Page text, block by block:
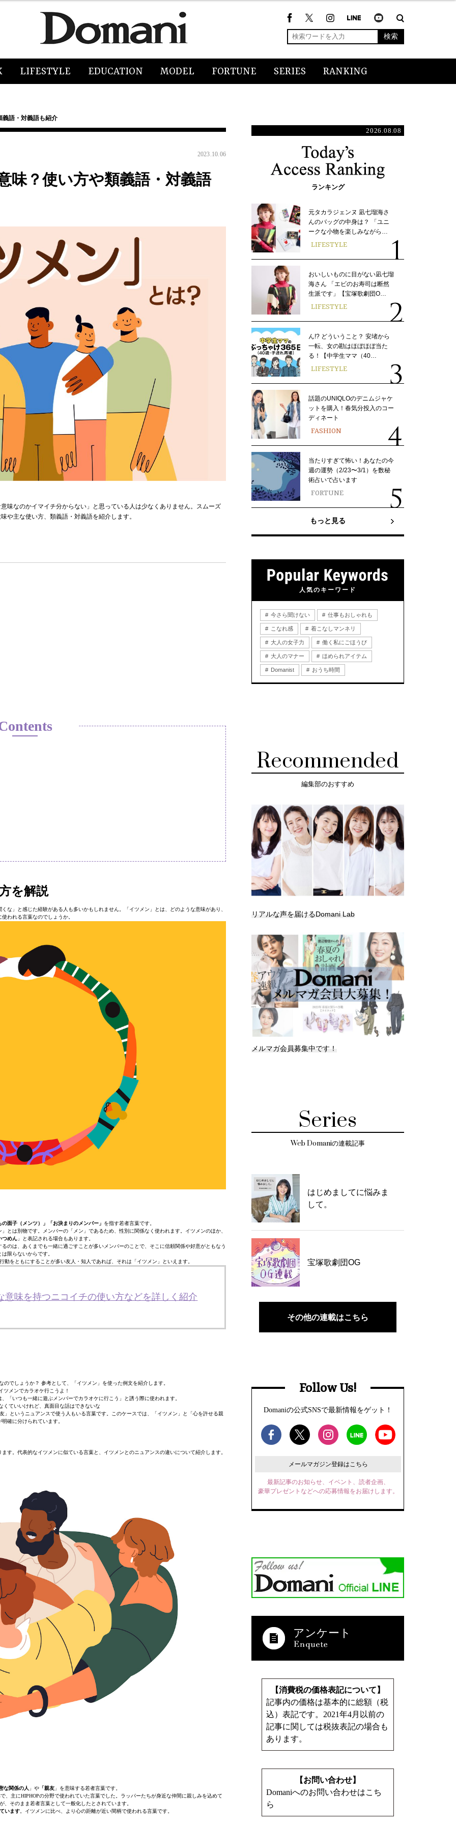
検索
LIFESTYLE EDUCATION MODEL FORTUNE SERIES RANKING
義語・対義語も紹介
2023.10.06
味？使い方や類義語・対義語
味なのかイマイチ分からない」と思っている人は少なくありません。スムーズ
や主な使い方、類義語・対義語を紹介します。
を解説
な」と感じた経験がある人も多いかもしれません。「イツメン」とは、どのような意味があり、
使われる言葉なのでしょうか。
面子（メンツ）」「お決まりのメンバー」 を指す若者言葉です。
とは別物です。メンバーの「メン」であるため、性別に関係なく使われます。イツメンのほか、
つめん 」と表記される場合もあります。
のは、あくまでも一緒に過ごすことが多いメンバーのことで、そこに信頼関係や好意がともなう
は限らないからです。
をともにすることが多い友人・知人であれば、それは「イツメン」といえます。
意味を持つニコイチの使い方などを詳しく紹介
でしょうか？ 参考として、「イツメン」を使った例文を紹介します。
ツメンでカラオケ行こうよ！
「いつも一緒に遊ぶメンバーでカラオケに行こう」と誘う際に使われます。
くていいけれど、真面目な話はできないな
というニュアンスで使う人もいる言葉です。このケースでは、「イツメン」と「心を許せる親
明確に分けられています。
す。代表的なイツメンに似ている言葉と、イツメンとのニュアンスの違いについて紹介します。
な関係の人 」や「親友」を意味する若者言葉です。
主にHIPHOPの分野で使われていた言葉でした。ラッパーたちが身近な仲間に親しみを込めて
、そのまま若者言葉として一般化したとされています。
います。イツメンに比べ、より心の距離が近い間柄で使われる言葉です。
2026.08.08
ランキング
元タカラジェンヌ 凪七瑠海さ
んのバッグの中身は？ 「ユニ
ークな小物を楽しみながら…
LIFESTYLE
おいしいものに目がない凪七瑠
海さん 「エビのお寿司は断然
生派です」【宝塚歌劇団O…
LIFESTYLE
ん!? どういうこと？ 安堵から
一転、女の勘はほぼほぼ当た
る！【中学生ママ（40…
LIFESTYLE
話題のUNIQLOのデニムジャケ
ットを購入！春気分投入のコー
ディネート
FASHION
当たりすぎて怖い！あなたの今
週の運勢（2/23〜3/1）を数秘
術占いで占います
FORTUNE
もっと見る
人気のキーワード
今さら聞けない 仕事もおしゃれも
こなれ感 着こなしマンネリ
大人の女子力 働く私にごほうび
大人のマナー ほめられアイテム
Domanist おうち時間
Recommended
編集部のおすすめ
リアルな声を届けるDomani Lab
メルマガ会員募集中です！
Series
Web Domaniの連載記事
はじめましてに悩みま
して。
宝塚歌劇団OG
その他の連載はこちら
Follow Us!
Domaniの公式SNSで最新情報をゲット！
メールマガジン登録はこちら
最新記事のお知らせ、イベント、読者企画、
豪華プレゼントなどへの応募情報をお届けします。
アンケート
【消費税の価格表記について】
記事内の価格は基本的に総額（税
込）表記です。2021年4月以前の
記事に関しては税抜表記の場合も
あります。
【お問い合わせ】
Domaniへのお問い合わせはこち
ら